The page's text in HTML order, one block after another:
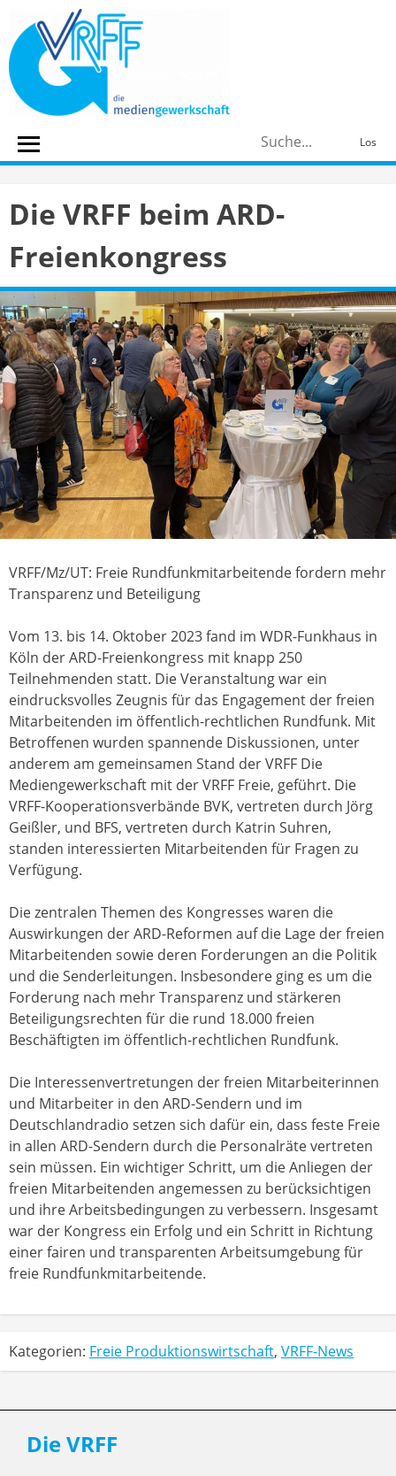
content
Los
Die VRFF beim ARD-
Freienkongress
VRFF/Mz/UT: Freie Rundfunkmitarbeitende fordern mehr
Transparenz und Beteiligung
Vom 13. bis 14. Oktober 2023 fand im WDR-Funkhaus in
Köln der ARD-Freienkongress mit knapp 250
Teilnehmenden statt. Die Veranstaltung war ein
eindrucksvolles Zeugnis für das Engagement der freien
Mitarbeitenden im öffentlich-rechtlichen Rundfunk. Mit
Betroffenen wurden spannende Diskussionen, unter
anderem am gemeinsamen Stand der VRFF Die
Mediengewerkschaft mit der VRFF Freie, geführt. Die
VRFF-Kooperationsverbände BVK, vertreten durch Jörg
Geißler, und BFS, vertreten durch Katrin Suhren,
standen interessierten Mitarbeitenden für Fragen zu
Verfügung.
Die zentralen Themen des Kongresses waren die
Auswirkungen der ARD-Reformen auf die Lage der freien
Mitarbeitenden sowie deren Forderungen an die Politik
und die Senderleitungen. Insbesondere ging es um die
Forderung nach mehr Transparenz und stärkeren
Beteiligungsrechten für die rund 18.000 freien
Beschäftigten im öffentlich-rechtlichen Rundfunk.
Die Interessenvertretungen der freien Mitarbeiterinnen
und Mitarbeiter in den ARD-Sendern und im
Deutschlandradio setzen sich dafür ein, dass feste Freie
in allen ARD-Sendern durch die Personalräte vertreten
sein müssen. Ein wichtiger Schritt, um die Anliegen der
freien Mitarbeitenden angemessen zu berücksichtigen
und ihre Arbeitsbedingungen zu verbessern. Insgesamt
war der Kongress ein Erfolg und ein Schritt in Richtung
einer fairen und transparenten Arbeitsumgebung für
freie Rundfunkmitarbeitende.
Kategorien: Freie Produktionswirtschaft, VRFF-News
Die VRFF